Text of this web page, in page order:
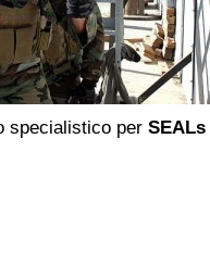
specialistico per SEALs